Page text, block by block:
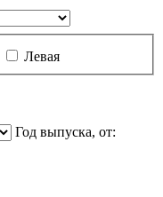
Левая
Год выпуска, от: